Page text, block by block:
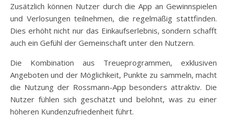
Zusätzlich können Nutzer durch die App an Gewinnspielen
und Verlosungen teilnehmen, die regelmäßig stattfinden.
Dies erhöht nicht nur das Einkaufserlebnis, sondern schafft
auch ein Gefühl der Gemeinschaft unter den Nutzern.
Die Kombination aus Treueprogrammen, exklusiven
Angeboten und der Möglichkeit, Punkte zu sammeln, macht
die Nutzung der Rossmann-App besonders attraktiv. Die
Nutzer fühlen sich geschätzt und belohnt, was zu einer
höheren Kundenzufriedenheit führt.